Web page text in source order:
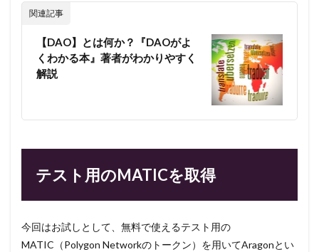
関連記事
【DAO】とは何か？『DAOがよ
くわかる本』著者がわかりやすく
解説
テスト用のMATICを取得
今回はお試しとして、無料で使えるテスト用の
MATIC（Polygon Networkのトークン）を用いてAragonとい